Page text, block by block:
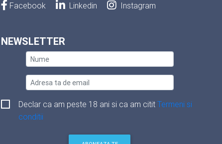
Facebook Linkedin Instagram
NEWSLETTER
Declar ca am peste 18 ani si ca am citit Termeni si
conditii